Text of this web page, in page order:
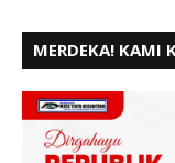
MERDEKA! KAMI